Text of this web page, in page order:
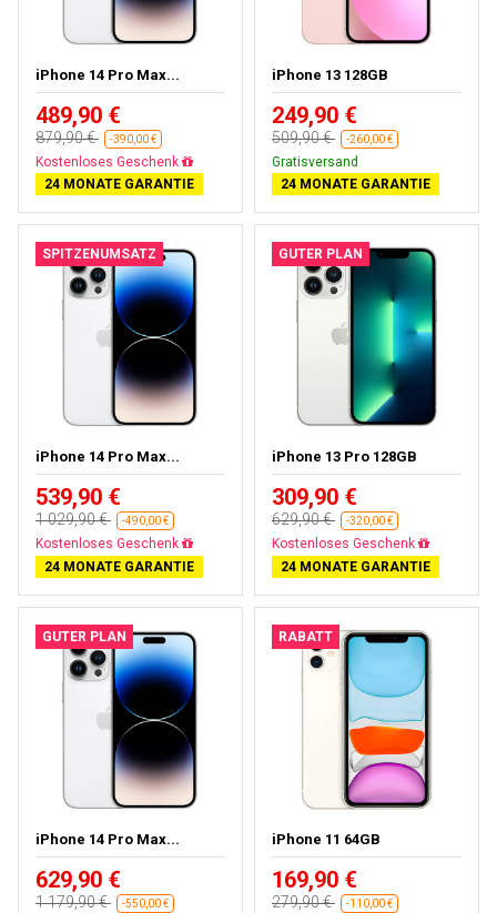
iPhone 14 Pro Max...
489,90 €
879,90 € -390,00 €
Gratisversand
24 MONATE GARANTIE
iPhone 13 128GB
249,90 €
509,90 € -260,00 €
Gratisversand
24 MONATE GARANTIE
SPITZENUMSATZ
iPhone 14 Pro Max...
539,90 €
1 029,90 € -490,00 €
Gratisversand
24 MONATE GARANTIE
GUTER PLAN
iPhone 13 Pro 128GB
309,90 €
629,90 € -320,00 €
Gratisversand
24 MONATE GARANTIE
GUTER PLAN
iPhone 14 Pro Max...
629,90 €
1 179,90 € -550,00 €
RABATT
iPhone 11 64GB
169,90 €
279,90 € -110,00 €